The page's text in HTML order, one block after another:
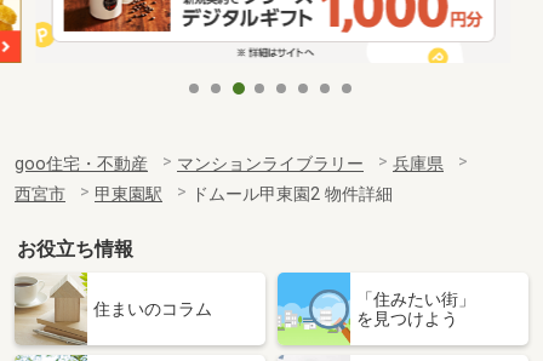
goo住宅・不動産 マンションライブラリー
兵庫県
西宮市
甲東園駅 ドムール甲東園2 物件詳細
お役立ち情報
住まいのコラム
「住みたい街」
を見つけよう